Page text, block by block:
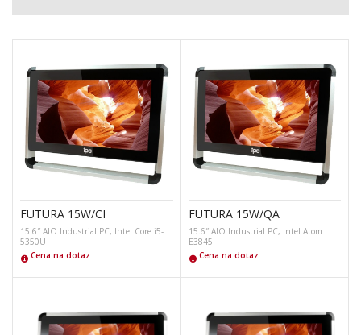
FUTURA 15W/CI
15.6″ AIO Industrial PC, Intel Core i5-
5350U
Cena na dotaz
FUTURA 15W/QA
15.6″ AIO Industrial PC, Intel Atom
E3845
Cena na dotaz